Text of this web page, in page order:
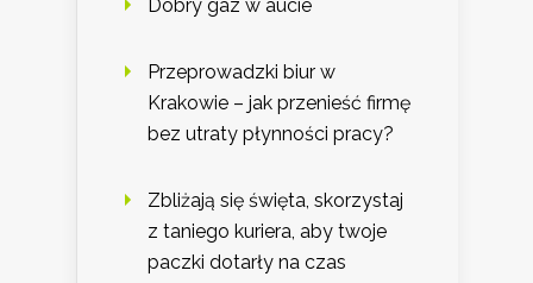
Dobry gaz w aucie
Przeprowadzki biur w
Krakowie – jak przenieść firmę
bez utraty płynności pracy?
Zbliżają się święta, skorzystaj
z taniego kuriera, aby twoje
paczki dotarły na czas